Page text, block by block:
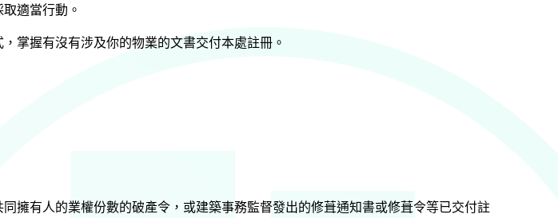
適當行動。
掌握有沒有涉及你的物業的文書交付本處註冊。
擁有人的業權份數的破產令，或建築事務監督發出的修葺通知書或修葺令等已交付註